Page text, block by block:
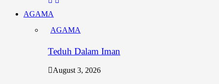
AGAMA
AGAMA
Teduh Dalam Iman
August 3, 2026